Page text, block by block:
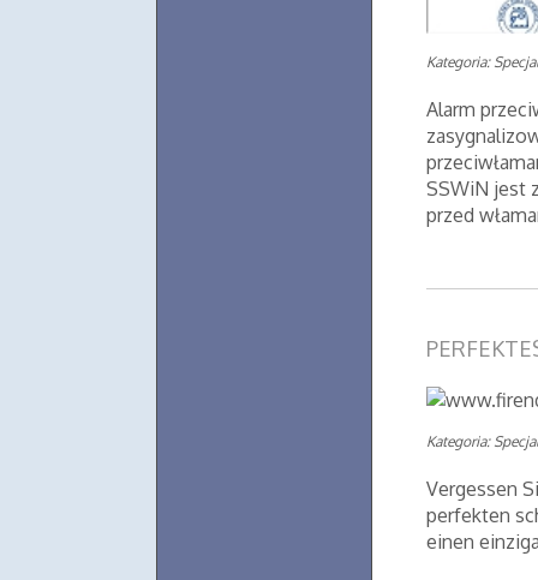
Kategoria:
Alarm
SSWiN jest
przed
Kategoria:
Vergessen
perfekten
einen